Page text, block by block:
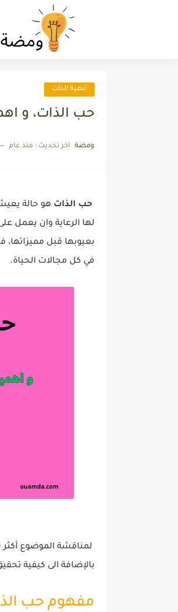
تنمية الذات
حب الذات، و
ومضة اخر تحديث : منذ عام
حب الذات هو حالة
لها الرعاية وان يعمل
بعيوبها قبل
في كل مجالات الحياة.
لمناقشة الموضوع
بالإضافة الى كيفية
مفهوم حب